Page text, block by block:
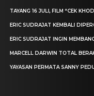
TAYANG 16 JULI, FILM “CEK
ERIC SUDRAJAT KEMBALI
ERIC SUDRAJAT INGIN
MARCELL DARWIN TOTAL
YAYASAN PERMATA SANNY